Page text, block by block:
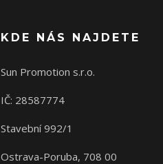
KDE NÁS NAJDETE
Sun Promotion s.r.o.
IČ: 28587774
Stavební 992/1
Ostrava-Poruba, 708 00